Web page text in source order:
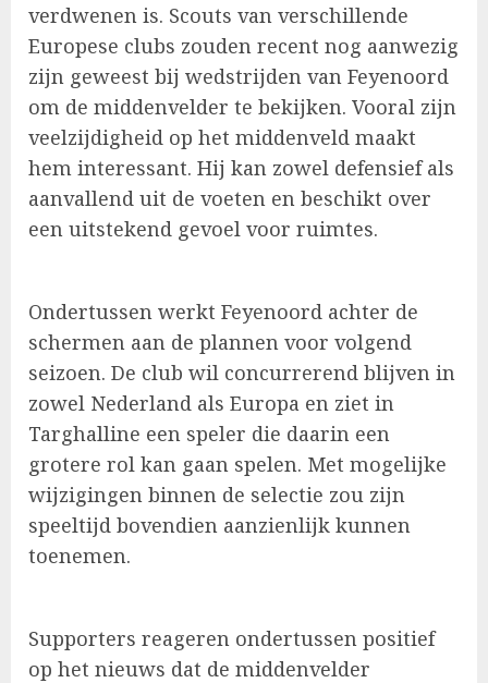
verdwenen is. Scouts van verschillende
Europese clubs zouden recent nog aanwezig
zijn geweest bij wedstrijden van Feyenoord
om de middenvelder te bekijken. Vooral zijn
veelzijdigheid op het middenveld maakt
hem interessant. Hij kan zowel defensief als
aanvallend uit de voeten en beschikt over
een uitstekend gevoel voor ruimtes.
Ondertussen werkt Feyenoord achter de
schermen aan de plannen voor volgend
seizoen. De club wil concurrerend blijven in
zowel Nederland als Europa en ziet in
Targhalline een speler die daarin een
grotere rol kan gaan spelen. Met mogelijke
wijzigingen binnen de selectie zou zijn
speeltijd bovendien aanzienlijk kunnen
toenemen.
Supporters reageren ondertussen positief
op het nieuws dat de middenvelder